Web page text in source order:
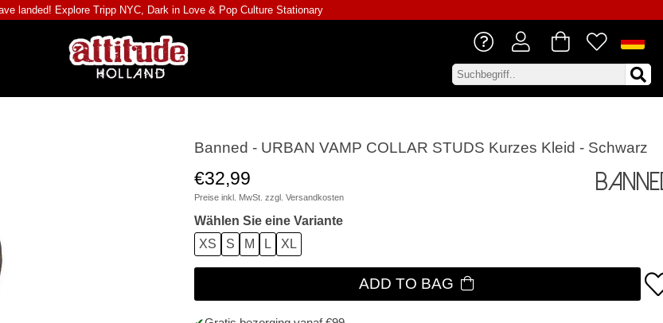
landed! Explore Tripp NYC, Dark in Love & Pop Culture Stationary
Banned - URBAN VAMP COLLAR STUDS Kurzes Kleid - Schwarz
€32,99
Preise inkl. MwSt. zzgl. Versandkosten
Wählen Sie eine Variante
XS
S M L XL
ADD TO BAG